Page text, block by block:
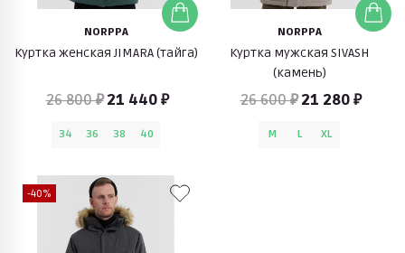
NORPPA
Куртка женская JIMARA (тайга)
26 800 ₽ 21 440 ₽
34 36 38 40
NORPPA
Куртка мужская SIVASH
(камень)
26 600 ₽ 21 280 ₽
M L XL
-40%